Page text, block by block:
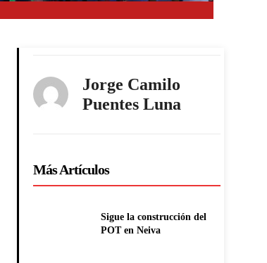
Jorge Camilo
Puentes Luna
Más Artículos
Sigue la construcción del
POT en Neiva